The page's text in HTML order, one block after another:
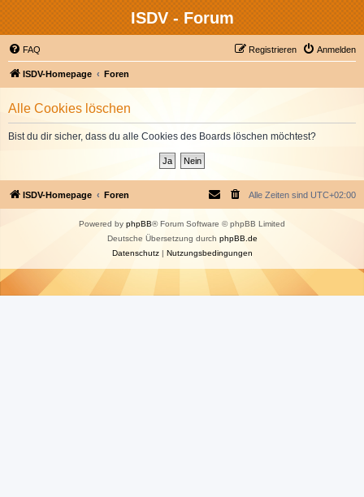
ISDV - Forum
FAQ Anmelden
Registrieren
ISDV-Homepage Foren
Alle Cookies löschen
Bist du dir sicher, dass du alle Cookies des Boards löschen möchtest?
ISDV-Homepage Foren Alle Zeiten sind UTC+02:00
Powered by phpBB® Forum Software © phpBB Limited
Deutsche Übersetzung durch phpBB.de
Datenschutz| Nutzungsbedingungen